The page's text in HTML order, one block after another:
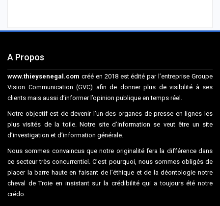
A Propos
www.thieysenegal.com créé en 2018 est édité par l’entreprise Groupe
Vision Communication (GVC) afin de donner plus de visibilité à ses
clients mais aussi d’informer l’opinion publique en temps réel.
Notre objectif est de devenir l’un des organes de presse en lignes les
plus visités de la toile. Notre site d’information se veut être un site
d’investigation et d’information générale.
Nous sommes convaincus que notre originalité fera la différence dans
ce secteur très concurrentiel. C’est pourquoi, nous sommes obligés de
placer la barre haute en faisant de l’éthique et de la déontologie notre
cheval de Troie en insistant sur la crédibilité qui a toujours été notre
crédo.